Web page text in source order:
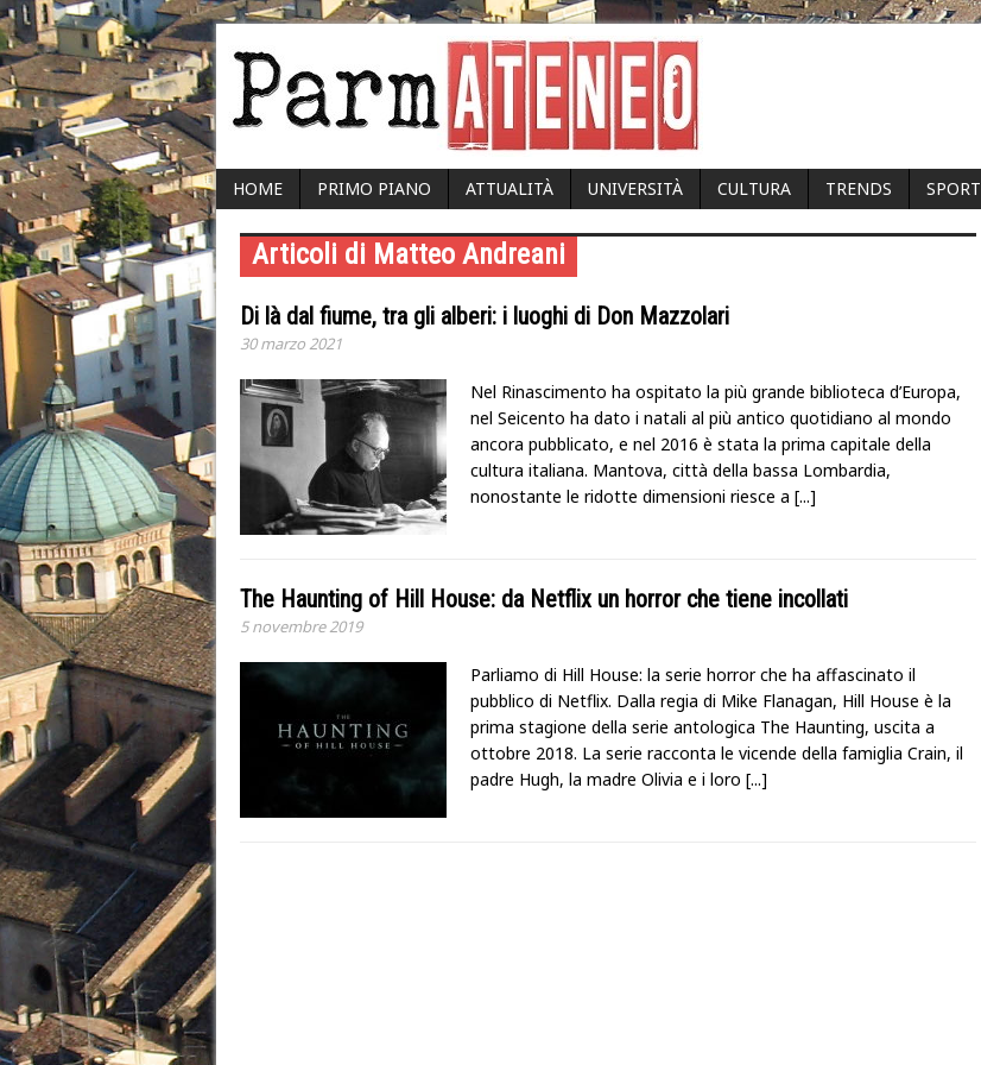
HOME PRIMO PIANO ATTUALITÀ UNIVERSITÀ CULTURA TRENDS SPORT
Articoli di Matteo Andreani
Di là dal fiume, tra gli alberi: i luoghi di Don Mazzolari
30 marzo 2021
Nel Rinascimento ha ospitato la più grande biblioteca d’Europa,
nel Seicento ha dato i natali al più antico quotidiano al mondo
ancora pubblicato, e nel 2016 è stata la prima capitale della
cultura italiana. Mantova, città della bassa Lombardia,
nonostante le ridotte dimensioni riesce a [...]
The Haunting of Hill House: da Netflix un horror che tiene incollati
5 novembre 2019
Parliamo di Hill House: la serie horror che ha affascinato il
pubblico di Netflix. Dalla regia di Mike Flanagan, Hill House è la
prima stagione della serie antologica The Haunting, uscita a
ottobre 2018. La serie racconta le vicende della famiglia Crain, il
padre Hugh, la madre Olivia e i loro [...]